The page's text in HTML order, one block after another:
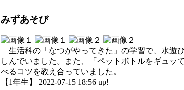
みずあそび
生活科の「なつがやってきた」の学習で、水遊
しんでいました。また、「ペットボトルをギュッ
べるコツを教え合っていました。
【1年生】 2022-07-15 18:56 up!